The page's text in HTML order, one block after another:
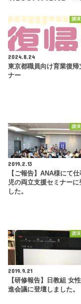
講
2024.8.24
東京都職員向け育業復帰
ナー
講
2019.2.13
【ご報告】ANA様にて
児の両立支援セミナーに
した。
講
2019.9.21
【研修報告】日教組 女
進会議に登壇しました。